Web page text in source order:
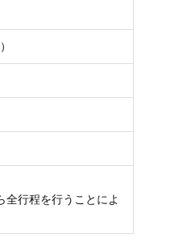
全行程を行うことによ